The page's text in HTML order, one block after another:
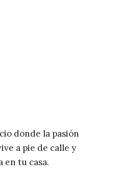
donde la pasión
a pie de calle y
en tu casa.